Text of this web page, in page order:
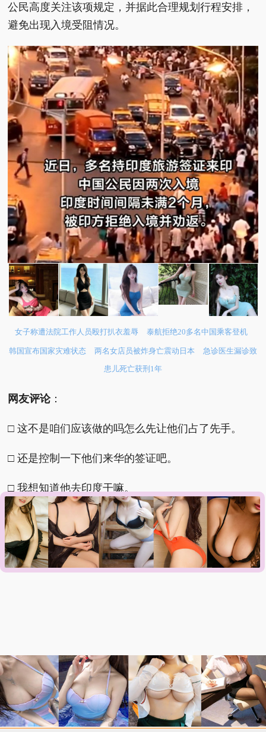
公民高度关注该项规定，并据此合理规划行程安排，
避免出现入境受阻情况。
女子称遭法院工作人员殴打扒衣羞辱 泰航拒绝20多名中国乘客登机
韩国宣布国家灾难状态 两名女店员被炸身亡震动日本
急诊医生漏诊致
患儿死亡获刑1年
网友评论：
□ 这不是咱们应该做的吗怎么先让他们占了先手。
□ 还是控制一下他们来华的签证吧。
□ 我想知道他去印度干嘛。
□ 是谁那么幸运，被拒绝入境印度。
□ 不知道出台这个规定的意义是什么。